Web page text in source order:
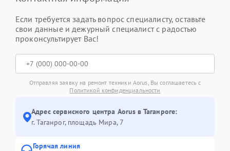
Если требуется задать вопрос специалисту, оставьте
свои данные и дежурный специалист с радостью
проконсультирует Вас!
Отправляя заявку на ремонт техники Aorus, Вы соглашаетесь с
Политикой конфиденциальности
Адрес сервисного центра Aorus в Таганроге:
г. Таганрог, площадь Мира, 7
Горячая линия